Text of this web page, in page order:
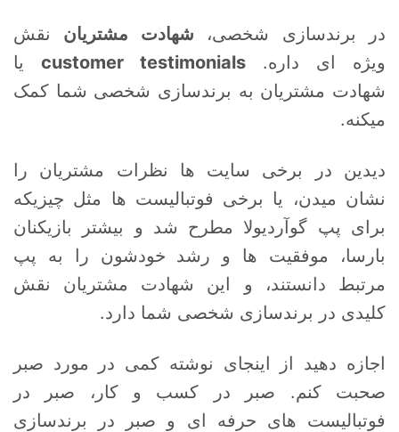
در برندسازی شخصی، شهادت مشتریان نقش
ویژه ای داره. customer testimonials یا
شهادت مشتریان به برندسازی شخصی شما کمک
میکنه.
دیدین در برخی سایت ها نظرات مشتریان را
نشان میدن، یا برخی فوتبالیست ها مثل چیزیکه
برای پپ گوآردیولا مطرح شد و بیشتر بازیکنان
بارسا، موفقیت ها و رشد خودشون را به پپ
مرتبط دانستند، و این شهادت مشتریان نقش
کلیدی در برندسازی شخصی شما دارد.
اجازه دهید از اینجای نوشته کمی در مورد صبر
صحبت کنم. صبر در کسب و کار، صبر در
فوتبالیست های حرفه ای و صبر در برندسازی